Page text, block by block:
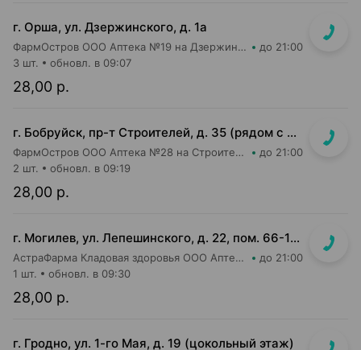
г. Орша, ул. Дзержинского, д. 1а
ФармОстров ООО Аптека №19 на Дзержинского до 21:00
28,00 р.
3 шт. обновл. в 09:07
г. Бобруйск, пр-т Строителей, д. 35 (рядом с поликлиникой №7)
ФармОстров ООО Аптека №28 на Строителей до 21:00
28,00 р.
2 шт. обновл. в 09:19
г. Могилев, ул. Лепешинского, д. 22, пом. 66-14 (напротив дежурной аптеки, в маг-не ВпрОК)
АстраФарма Кладовая здоровья ООО Аптека №8 до 21:00
28,00 р.
1 шт. обновл. в 09:30
г. Гродно, ул. 1-го Мая, д. 19 (цокольный этаж)